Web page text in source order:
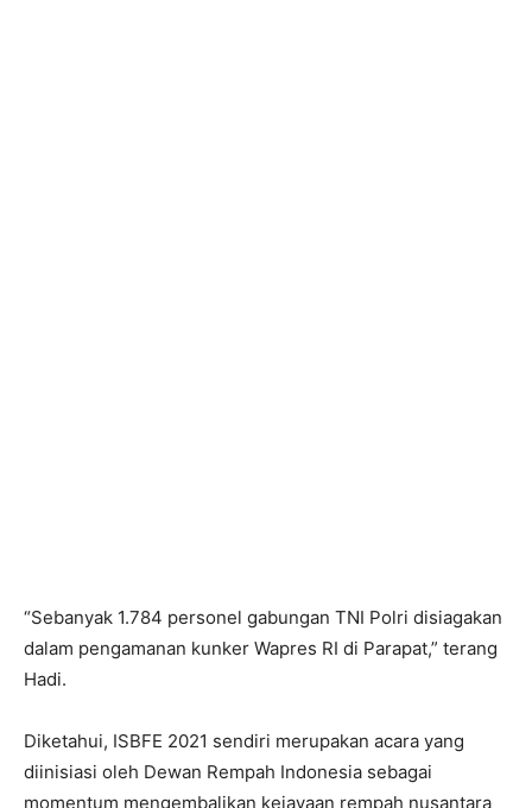
“Sebanyak 1.784 personel gabungan TNI Polri disiagakan
dalam pengamanan kunker Wapres RI di Parapat,” terang
Hadi.
Diketahui, ISBFE 2021 sendiri merupakan acara yang
diinisiasi oleh Dewan Rempah Indonesia sebagai
momentum mengembalikan kejayaan rempah nusantara